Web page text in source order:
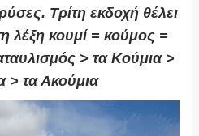
Τρίτη εκδοχή θέλει
λέξη κουμί = κούμος =
> τα Κούμια >
> τα Ακούμια